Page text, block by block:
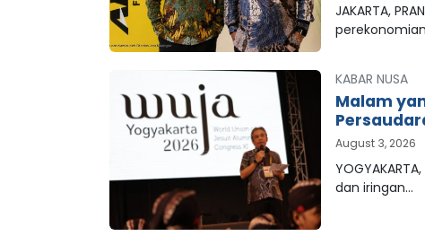
JAKARTA,
KABAR NUSA
Malam
August 3, 2026
dan iringan…